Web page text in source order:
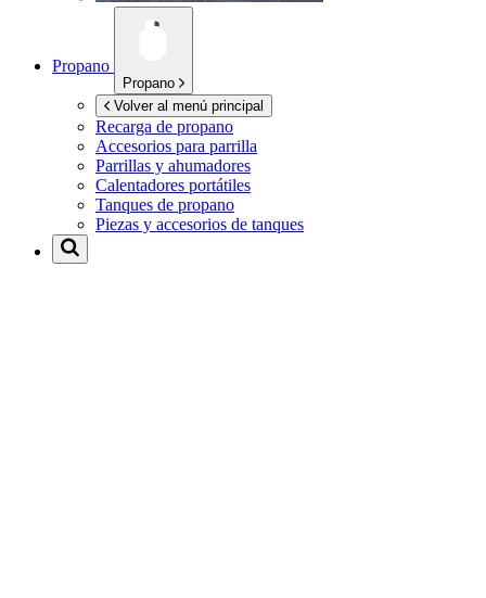
Propano
Propano
Volver al menú principal
Recarga de propano
Accesorios para parrilla
Parrillas y ahumadores
Calentadores portátiles
Tanques de propano
Piezas y accesorios de tanques